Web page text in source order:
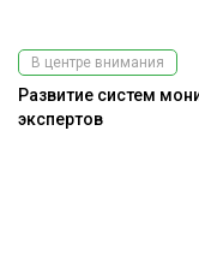
В центре внимания
Развитие систем
экспертов